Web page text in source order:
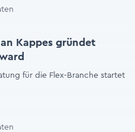
Kappes gründet
für die Flex-Branche startet